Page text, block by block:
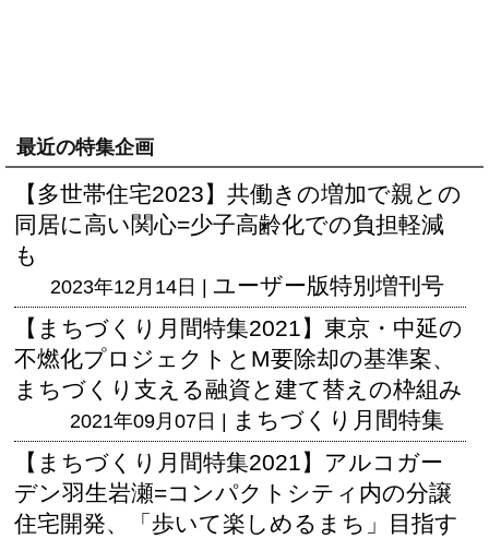
最近の特集企画
【多世帯住宅2023】共働きの増加で親との
同居に高い関心=少子高齢化での負担軽減
も
2023年12月14日 | ユーザー版特別増刊号
【まちづくり月間特集2021】東京・中延の
不燃化プロジェクトとM要除却の基準案、
まちづくり支える融資と建て替えの枠組み
2021年09月07日 | まちづくり月間特集
【まちづくり月間特集2021】アルコガー
デン羽生岩瀬=コンパクトシティ内の分譲
住宅開発、「歩いて楽しめるまち」目指す